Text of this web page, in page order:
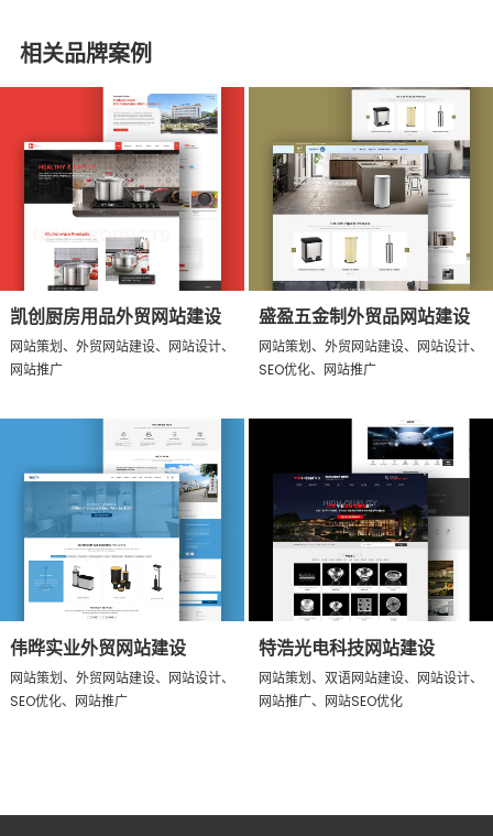
相关品牌案例
凯创厨房用品外贸网站建设
网站策划、外贸网站建设、网站设计、
网站推广
盛盈五金制外贸品网站建设
网站策划、外贸网站建设、网站设计、
SEO优化、网站推广
伟晔实业外贸网站建设
网站策划、外贸网站建设、网站设计、
SEO优化、网站推广
特浩光电科技网站建设
网站策划、双语网站建设、网站设计、
网站推广、网站SEO优化